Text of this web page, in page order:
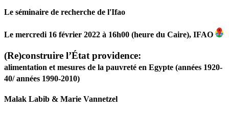
Le séminaire de recherche de l'Ifao
Le mercredi 16 février 2022 à 16h00 (heure du Caire), IFAO
(Re)construire l’État providence:
alimentation et mesures de la pauvreté en Egypte (années 1920-
40/ années 1990-2010)
Malak Labib & Marie Vannetzel